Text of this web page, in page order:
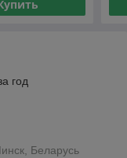
год
Беларусь